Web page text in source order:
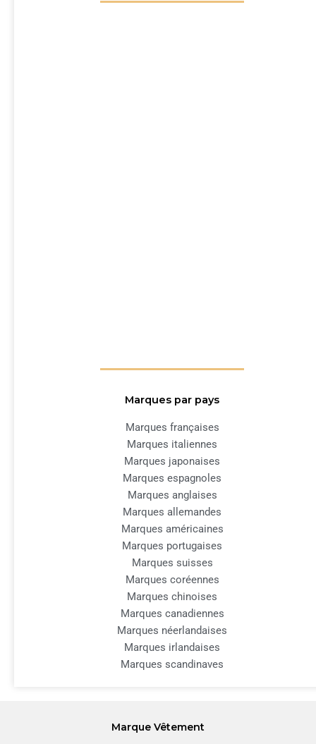
Marques par pays
Marques françaises
Marques italiennes
Marques japonaises
Marques espagnoles
Marques anglaises
Marques allemandes
Marques américaines
Marques portugaises
Marques suisses
Marques coréennes
Marques chinoises
Marques canadiennes
Marques néerlandaises
Marques irlandaises
Marques scandinaves
Marque Vêtement